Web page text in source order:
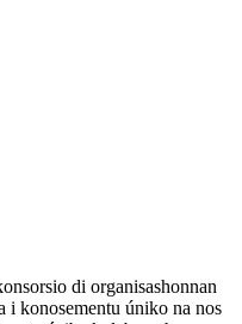
di organisashonnan
i konosementu úniko na nos